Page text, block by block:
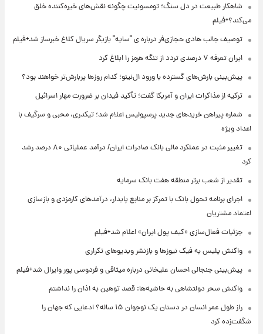
شاهکار طبیعت در دل سنگ؛ تومسونیت چگونه نقش‌های خیره‌کننده خلق
می‌کند؟+فیلم
توصیف جالب هادی حجازی‌فر درباره ی "سایه" بازیگر سریال کلاغ خبرساز شد+فیلم
ایران تعرفه ۷ درصدی تردد از تنگه هرمز را ابلاغ کرد
پیش‌بینی بارش‌های گسترده با ورود ال‌نینو؛ کدام روزها پربارش‌تر خواهند بود؟
ترکیه از مذاکرات ایران و آمریکا گفت؛ تأکید فیدان بر ضرورت مهار اسرائیل
شماره پیراهن خریدهای جدید پرسپولیس اعلام شد؛ تیکدری، محبی و سرگیف با
اعداد ویژه
تغییر مثبت در عملکرد مالی بانک صادرات ایران/ درآمد عملیاتی ۸۰ درصد رشد
کرد
تقدیر از شعب برتر منطقه هفت بانک سرمایه
اجرای برنامه تحول بانک با تمرکز بر منابع پایدار، درآمدهای کارمزدی و بازسازی
اعتماد مشتریان
جزئیات فعال‌سازی «کیف پول ایران» اعلام شد+فیلم
واکنش پلیس به فیک نیوزها و بازنشر ویدیوهای تکراری
پیش‌بینی جنجالی احسان علیخانی درباره میثاقی و فردوسی پور وایرال شد+فیلم
واکنش سحر دولتشاهی به حاشیه‌ها: قصد توهین به اذان را نداشتم
راز طول عمر انسان در دستان یک نوجوان ۱۵ ساله؟ ادعایی که جهان را
شگفت‌زده کرد